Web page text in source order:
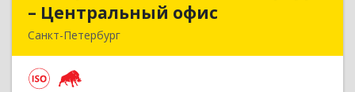
– Центральный офис
Санкт-Петербург
– Центральный офис